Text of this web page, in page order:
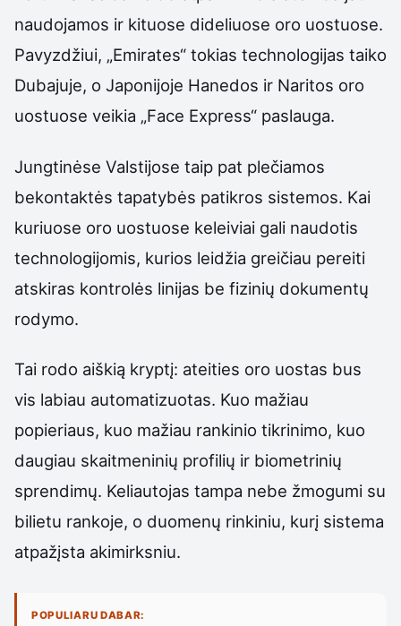
naudojamos ir kituose dideliuose oro uostuose.
Pavyzdžiui, „Emirates“ tokias technologijas taiko
Dubajuje, o Japonijoje Hanedos ir Naritos oro
uostuose veikia „Face Express“ paslauga.
Jungtinėse Valstijose taip pat plečiamos
bekontaktės tapatybės patikros sistemos. Kai
kuriuose oro uostuose keleiviai gali naudotis
technologijomis, kurios leidžia greičiau pereiti
atskiras kontrolės linijas be fizinių dokumentų
rodymo.
Tai rodo aiškią kryptį: ateities oro uostas bus
vis labiau automatizuotas. Kuo mažiau
popieriaus, kuo mažiau rankinio tikrinimo, kuo
daugiau skaitmeninių profilių ir biometrinių
sprendimų. Keliautojas tampa nebe žmogumi su
bilietu rankoje, o duomenų rinkiniu, kurį sistema
atpažįsta akimirksniu.
POPULIARU DABAR: